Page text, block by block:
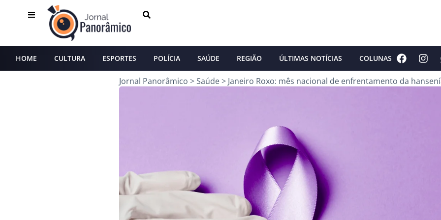
HOME CULTURA ESPORTES POLÍCIA SAÚDE REGIÃO ÚLTIMAS NOTÍCIAS COLUNAS
Jornal Panorâmico >Saúde> Janeiro Roxo: mês nacional de enfrentamento da